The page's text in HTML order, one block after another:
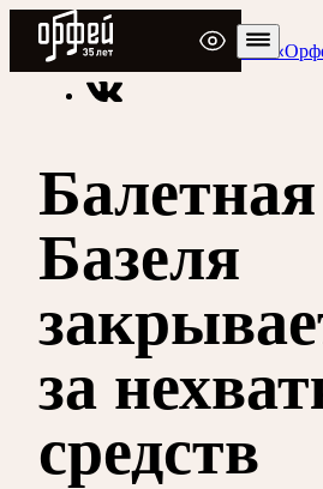
Радио Орфей
Радио классической музыки
Базеля
за
средств